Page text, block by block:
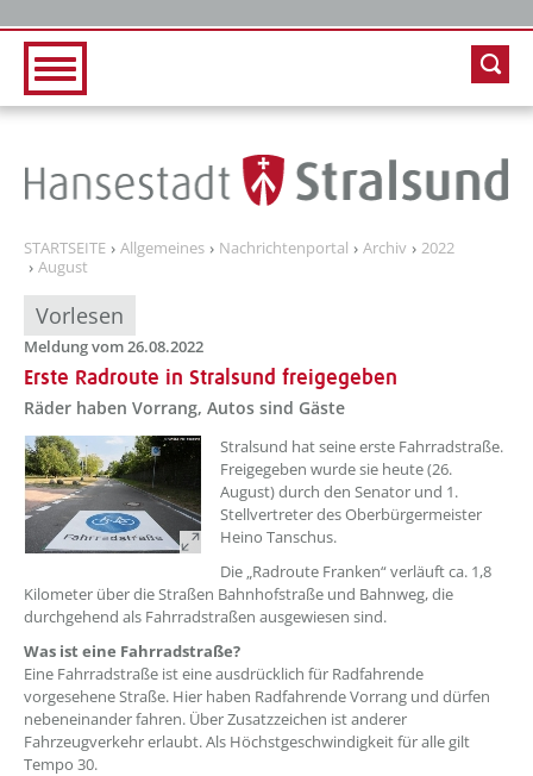
STARTSEITE Allgemeines Nachrichtenportal Archiv
2022
August
Vorlesen
Meldung vom 26.08.2022
Erste Radroute in Stralsund freigegeben
Räder haben Vorrang, Autos sind Gäste
??? absaetzeOben[1]/titel ???
Stralsund hat seine erste Fahrradstraße.
Freigegeben wurde sie heute (26.
August) durch den Senator und 1.
Stellvertreter des Oberbürgermeister
Heino Tanschus.
Die „Radroute Franken“ verläuft ca. 1,8
Kilometer über die Straßen Bahnhofstraße und Bahnweg, die
durchgehend als Fahrradstraßen ausgewiesen sind.
Was ist eine Fahrradstraße?
Eine Fahrradstraße ist eine ausdrücklich für Radfahrende
vorgesehene Straße. Hier haben Radfahrende Vorrang und dürfen
nebeneinander fahren. Über Zusatzzeichen ist anderer
Fahrzeugverkehr erlaubt. Als Höchstgeschwindigkeit für alle gilt
Tempo 30.